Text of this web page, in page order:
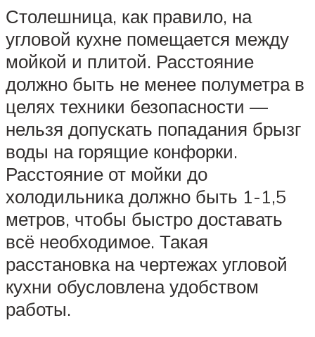
Столешница, как правило, на
угловой кухне помещается между
мойкой и плитой. Расстояние
должно быть не менее полуметра в
целях техники безопасности —
нельзя допускать попадания брызг
воды на горящие конфорки.
Расстояние от мойки до
холодильника должно быть 1-1,5
метров, чтобы быстро доставать
всё необходимое. Такая
расстановка на чертежах угловой
кухни обусловлена удобством
работы.